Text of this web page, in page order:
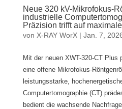
Neue 320 kV-Mikrofokus-
industrielle
Präzision trifft auf
von X-RAY WorX| Jan. 7,
Mit der neuen XWT-320-CT Plus
eine offene Mikrofokus-
leistungsstarke,
Computertomographie (CT)
bedient die wachsende